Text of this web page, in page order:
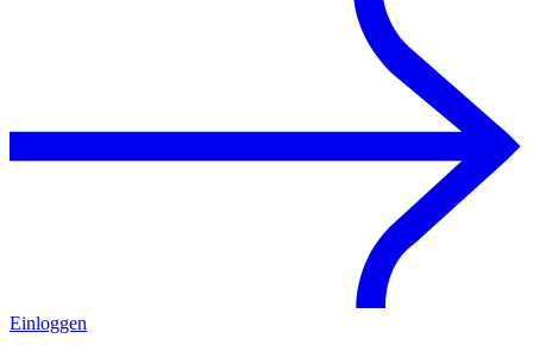
Einloggen